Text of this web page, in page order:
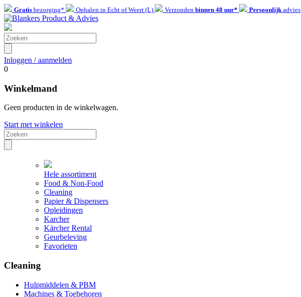
Gratis bezorging* Ophalen in Echt of Weert (L) Verzonden binnen 48 uur* Persoonlijkadvies
Inloggen / aanmelden
0
Winkelmand
Geen producten in de winkelwagen.
Start met winkelen
Hele assortiment
Food & Non-Food
Cleaning
Papier & Dispensers
Opleidingen
Karcher
Kärcher Rental
Geurbeleving
Favorieten
Cleaning
Hulpmiddelen & PBM
Machines & Toebehoren